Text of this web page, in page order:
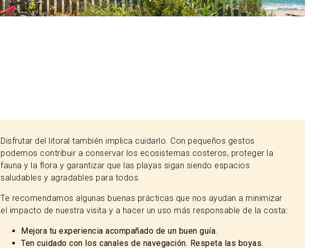
Disfrutar del litoral también implica cuidarlo. Con pequeños gestos
podemos contribuir a conservar los ecosistemas costeros, proteger la
fauna y la flora y garantizar que las playas sigan siendo espacios
saludables y agradables para todos.
Te recomendamos algunas buenas prácticas que nos ayudan a minimizar
el impacto de nuestra visita y a hacer un uso más responsable de la costa:
Mejora tu experiencia acompañado de un buen guía.
Ten cuidado con los canales de navegación. Respeta las boyas.